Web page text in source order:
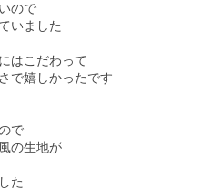
ので
いました
はこだわって
で嬉しかったです
で
の生地が
た